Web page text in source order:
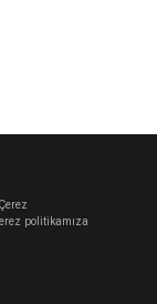
politikamıza